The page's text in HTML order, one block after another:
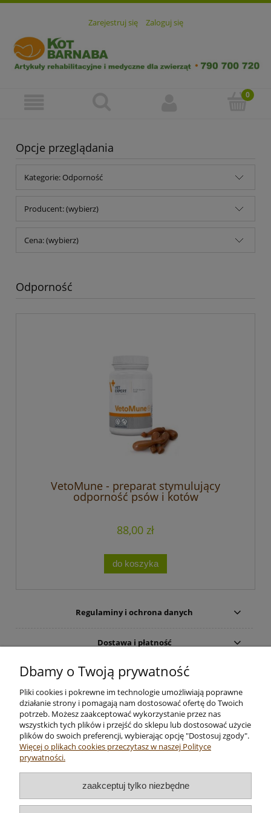
Zarejestruj się Zaloguj się
Opcje przeglądania
Kategorie: Odporność
Producent: (wybierz)
Cena: (wybierz)
Odporność
VetoMune - preparat stymulujący
odporność psów i kotów
88,00 zł
do koszyka
Regulaminy i ochrona danych
Dostawa i płatność
Moje konto
Zwrot towaru
O firmie
BARNABA Ewa Rutkowska, ul. Jaszowiecka 4 lok. 1, 02-934
Warszawa, NIP: 113-200-71-98, tel.790 700 720
Dbamy o Twoją prywatność
Pliki cookies i pokrewne im technologie umożliwiają poprawne
działanie strony i pomagają nam dostosować ofertę do Twoich
potrzeb. Możesz zaakceptować wykorzystanie przez nas
wszystkich tych plików i przejść do sklepu lub dostosować użycie
plików do swoich preferencji, wybierając opcję "Dostosuj zgody".
Więcej o plikach cookies przeczytasz w naszej Polityce
prywatności.
zaakceptuj tylko niezbędne